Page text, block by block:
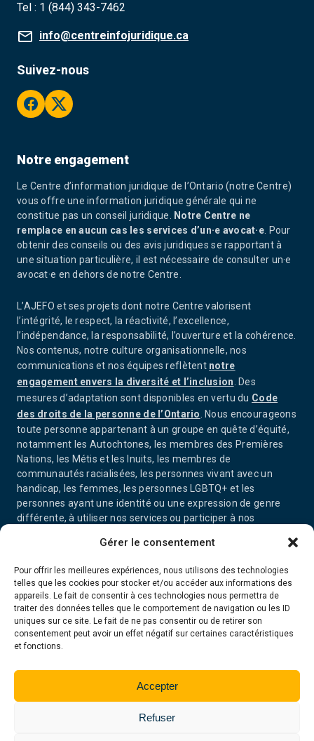
Gérer le consentement
Pour offrir les meilleures expériences, nous utilisons des technologies
telles que les cookies pour stocker et/ou accéder aux informations des
appareils. Le fait de consentir à ces technologies nous permettra de
traiter des données telles que le comportement de navigation ou les ID
uniques sur ce site. Le fait de ne pas consentir ou de retirer son
consentement peut avoir un effet négatif sur certaines caractéristiques
et fonctions.
Accepter
Refuser
Tel : 1 (844) 343-7462
info@centreinfojuridique.ca
Suivez-nous
facebook
twitter
Notre engagement
Le Centre d’information juridique de l’Ontario (notre Centre)
vous offre une information juridique générale qui ne
constitue pas un conseil juridique.
Notre Centre ne
remplace en aucun cas les services d’un·e avocat·e . Pour
obtenir des conseils ou des avis juridiques se rapportant à
une situation particulière, il est nécessaire de consulter un·e
avocat·e en dehors de notre Centre.
L’AJEFO et ses projets dont notre Centre valorisent
l’intégrité, le respect, la réactivité, l’excellence,
l’indépendance, la responsabilité, l’ouverture et la cohérence.
Nos contenus, notre culture organisationnelle, nos
communications et nos équipes reflètent notre
engagement envers la diversité et l’inclusion
. Des
mesures d’adaptation sont disponibles en vertu du Code
des droits de la personne de l’Ontario
. Nous encourageons
toute personne appartenant à un groupe en quête d’équité,
notamment les Autochtones, les membres des Premières
Nations, les Métis et les Inuits, les membres de
communautés racialisées, les personnes vivant avec un
handicap, les femmes, les personnes LGBTQ+ et les
personnes ayant une identité ou une expression de genre
différente, à utiliser nos services ou participer à nos